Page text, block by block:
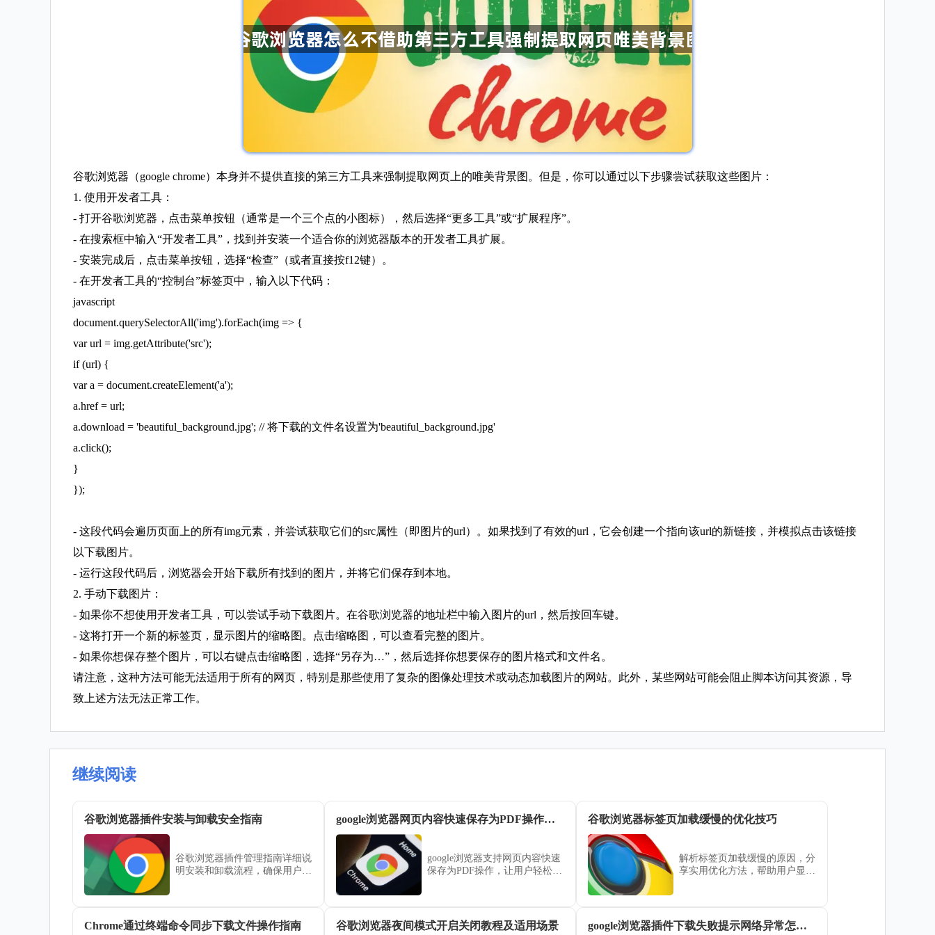
谷歌浏览器（google chrome）本身并不提供直接的第三方工具来强制提取网页上的唯美背景图。但是，你可以通过以下步骤尝试获取这些图片：
1. 使用开发者工具：
- 打开谷歌浏览器，点击菜单按钮（通常是一个三个点的小图标），然后选择“更多工具”或“扩展程序”。
- 在搜索框中输入“开发者工具”，找到并安装一个适合你的浏览器版本的开发者工具扩展。
- 安装完成后，点击菜单按钮，选择“检查”（或者直接按f12键）。
- 在开发者工具的“控制台”标签页中，输入以下代码：
javascript
document.querySelectorAll('img').forEach(img => {
var url = img.getAttribute('src');
if (url) {
var a = document.createElement('a');
a.href = url;
a.download = 'beautiful_background.jpg'; // 将下载的文件名设置为'beautiful_background.jpg'
a.click();
}
});
- 这段代码会遍历页面上的所有img元素，并尝试获取它们的src属性（即图片的url）。如果找到了有效的url，它会创建一个指向该url的新链接，并模拟点击该链接
以下载图片。
- 运行这段代码后，浏览器会开始下载所有找到的图片，并将它们保存到本地。
2. 手动下载图片：
- 如果你不想使用开发者工具，可以尝试手动下载图片。在谷歌浏览器的地址栏中输入图片的url，然后按回车键。
- 这将打开一个新的标签页，显示图片的缩略图。点击缩略图，可以查看完整的图片。
- 如果你想保存整个图片，可以右键点击缩略图，选择“另存为…”，然后选择你想要保存的图片格式和文件名。
请注意，这种方法可能无法适用于所有的网页，特别是那些使用了复杂的图像处理技术或动态加载图片的网站。此外，某些网站可能会阻止脚本访问其资源，导
致上述方法无法正常工作。
继续阅读
谷歌浏览器插件安装与卸载安全指南
谷歌浏览器插件管理指南详细说
明安装和卸载流程，确保用户安
google浏览器网页内容快速保存为PDF操作教程
google浏览器支持网页内容快速
保存为PDF操作，让用户轻松整
谷歌浏览器标签页加载缓慢的优化技巧
解析标签页加载缓慢的原因，分
享实用优化方法，帮助用户显著
Chrome通过终端命令同步下载文件操作指南 谷歌浏览器夜间模式开启关闭教程及适用场景 google浏览器插件下载失败提示网络异常怎么解决